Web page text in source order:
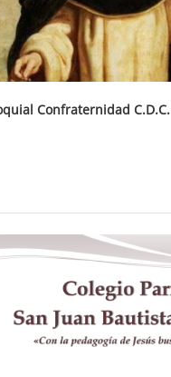
Confraternidad C.D.C.